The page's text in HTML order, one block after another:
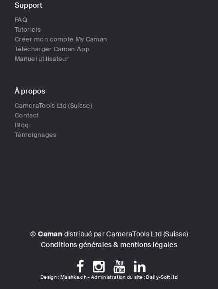
Support
FAQ
Tutoriels
Créer mon compte My Caman
Télécharger Caman App
Manuel utilisateur
À propos
CameraTools Ltd (Suisse)
Contact
Blog
Témoignages
© Caman distribué par CameraTools Ltd (Suisse)
Conditions générales & mentions légales
Design : Mashka.ch- Administration du site :Daily-Soft ltd